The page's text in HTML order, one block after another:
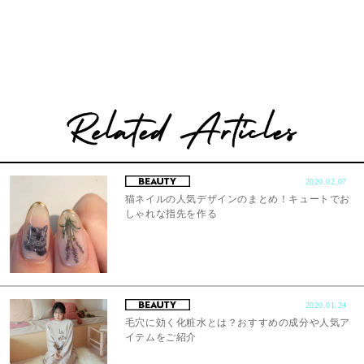
2020.02.07
猫ネイルの人気デザインのまとめ！キュートでお
しゃれな指先を作る
2020.01.24
毛穴に効く化粧水とは？おすすめの成分や人気ア
イテムをご紹介